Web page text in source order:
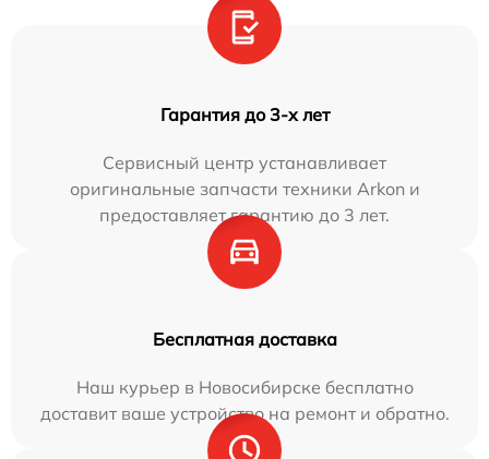
Гарантия до 3-х лет
Сервисный центр устанавливает
оригинальные запчасти техники Arkon и
предоставляет гарантию до 3 лет.
Бесплатная доставка
Наш курьер в Новосибирске бесплатно
доставит ваше устройство на ремонт и обратно.